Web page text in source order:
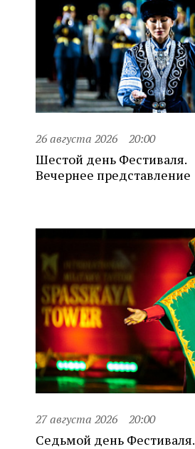
26 августа 2026 20:00
Шестой день Фестиваля.
Вечернее представление
27 августа 2026 20:00
Седьмой день Фестиваля.